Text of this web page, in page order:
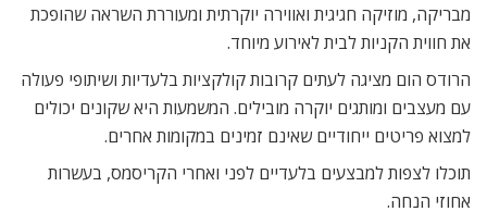
מבריקה, מוזיקה חגיגית ואווירה יוקרתית ומעוררת השראה שהופכת
את חווית הקניות לבית לאירוע מיוחד.
הרודס הום מציגה לעתים קרובות קולקציות בלעדיות ושיתופי פעולה
עם מעצבים ומותגים יוקרה מובילים. המשמעות היא שקונים יכולים
למצוא פריטים ייחודיים שאינם זמינים במקומות אחרים.
תוכלו לצפות למבצעים בלעדיים לפני ואחרי הקריסמס, בעשרות
אחוזי הנחה.